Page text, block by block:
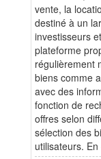
vente, la
destiné à un
investisseurs
plateforme
régulièrement
biens comme
avec des
fonction de
offres selon
sélection des
utilisateurs.